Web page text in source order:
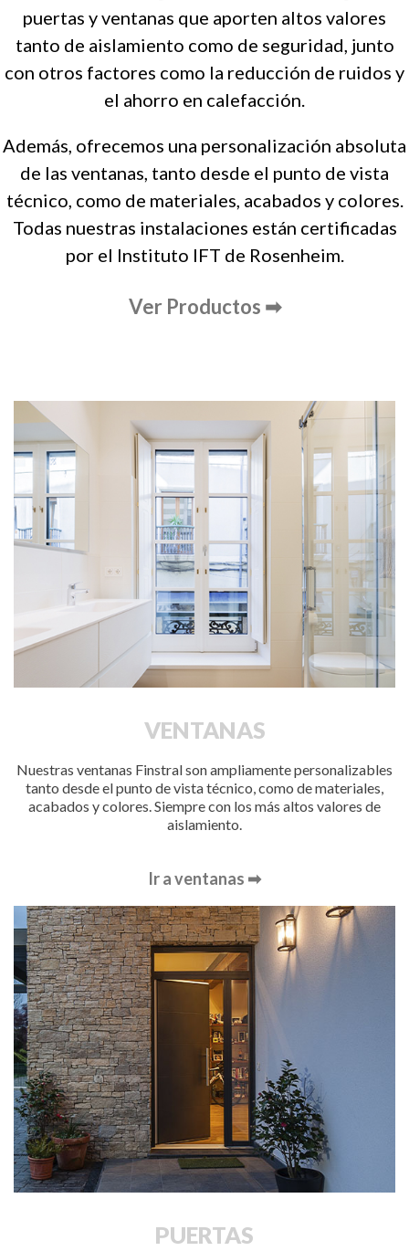
puertas y ventanas que aporten altos valores
tanto de aislamiento como de seguridad, junto
con otros factores como la reducción de ruidos y
el ahorro en calefacción.
Además, ofrecemos una personalización absoluta
de las ventanas, tanto desde el punto de vista
técnico, como de materiales, acabados y colores.
Todas nuestras instalaciones están certificadas
por el Instituto IFT de Rosenheim.
Ver Productos ➡
VENTANAS
Nuestras ventanas Finstral son ampliamente personalizables
tanto desde el punto de vista técnico, como de materiales,
acabados y colores. Siempre con los más altos valores de
aislamiento.
Ir a ventanas ➡
PUERTAS